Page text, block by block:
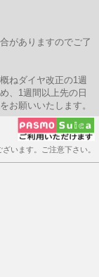
がありますのでご了
ねダイヤ改正の1週
、1週間以上先の日
お願いいたします。
います。ご注意下さい。